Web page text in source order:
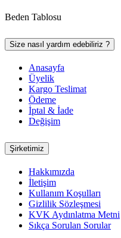
Beden Tablosu
Size nasıl yardım edebiliriz ?
Anasayfa
Üyelik
Kargo Teslimat
Ödeme
İptal & İade
Değişim
Şirketimiz
Hakkımızda
İletişim
Kullanım Koşulları
Gizlilik Sözleşmesi
KVK Aydınlatma Metni
Sıkça Sorulan Sorular